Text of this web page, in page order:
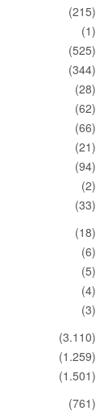
(215)
(1)
(525)
(344)
(28)
(62)
(66)
(21)
(94)
(2)
(33)
(18)
(6)
(5)
(4)
(3)
(3.110)
(1.259)
(1.501)
(761)